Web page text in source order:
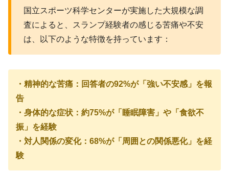
国立スポーツ科学センターが実施した大規模な調
査によると、スランプ経験者の感じる苦痛や不安
は、以下のような特徴を持っています：
・精神的な苦痛：回答者の92%が「強い不安感」を報
告
・身体的な症状：約75%が「睡眠障害」や「食欲不
振」を経験
・対人関係の変化：68%が「周囲との関係悪化」を経
験